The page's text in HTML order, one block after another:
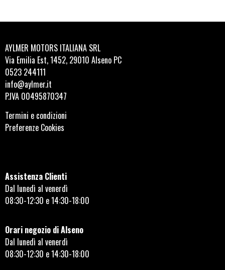
AYLMER MOTORS ITALIANA SRL
Via Emilia Est, 1452, 29010 Alseno PC
0523 244111
info@aylmer.it
P.IVA 00495870347
Termini e condizioni
Preferenze Cookies
Assistenza Clienti
Dal lunedì al venerdì
08:30-12:30 e 14:30-18:00
Orari negozio di Alseno
Dal lunedì al venerdì
08:30-12:30 e 14:30-18:00